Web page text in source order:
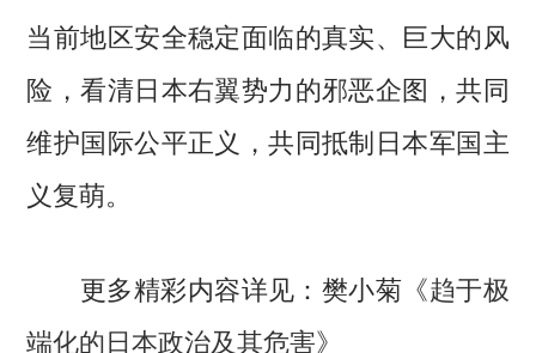
当前地区安全稳定面临的真实、巨大的风
险，看清日本右翼势力的邪恶企图，共同
维护国际公平正义，共同抵制日本军国主
义复萌。
更多精彩内容详见：樊小菊《趋于极
端化的日本政治及其危害》